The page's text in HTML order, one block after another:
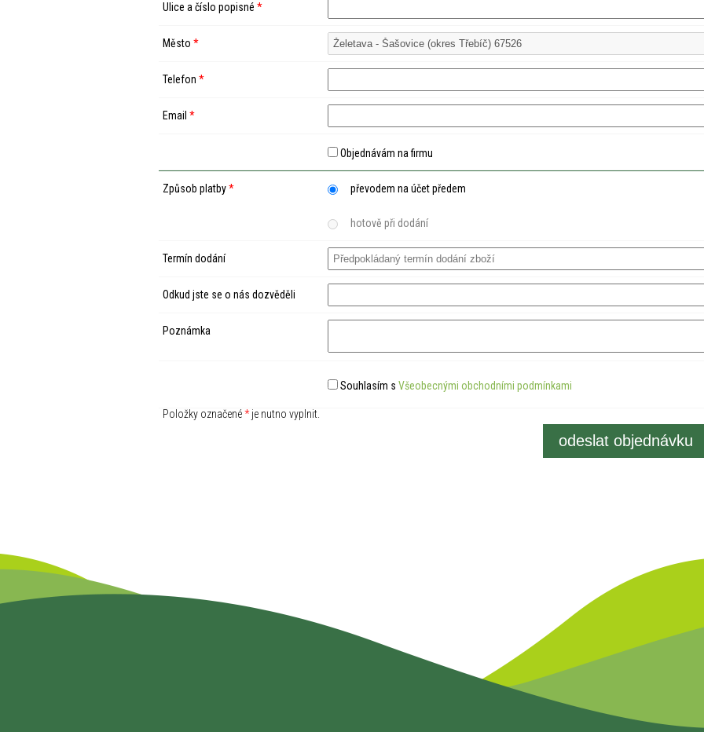
Ulice a číslo popisné *
Město *
Telefon *
Email *
Objednávám na firmu
Způsob platby* převodem na účet předem
hotově při dodání
Termín dodání
Odkud jste se o nás dozvěděli
Poznámka
Souhlasím s Všeobecnými obchodními podmínkami
Položky označené*je nutno vyplnit.
odeslat objednávku